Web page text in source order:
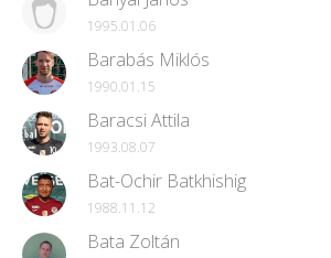
1995.01.06
Barabás Miklós
1990.01.15
Baracsi Attila
1993.08.07
Bat-Ochir Batkhishig
1988.11.12
Bata Zoltán